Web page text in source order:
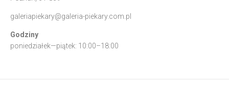
galeriapiekary@galeria-piekary.com.pl
Godziny
poniedziałek—piątek: 10:00–18:00